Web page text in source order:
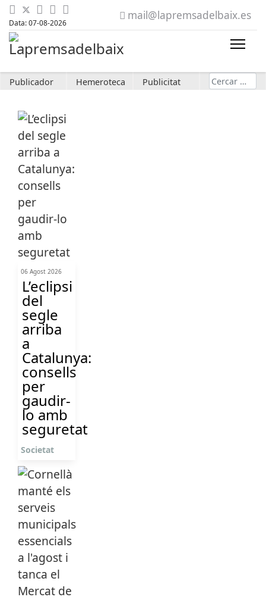
Data: 07-08-2026
mail@lapremsadelbaix.es
Publicador Hemeroteca Publicitat Cerca
06 Agost 2026
L’eclipsi
del
segle
arriba
a
Catalunya:
consells
per
gaudir-
lo amb
seguretat
Societat